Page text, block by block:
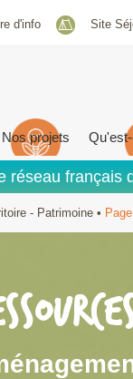
d'info Site
Nos projets
réseau français
- Patrimoine •